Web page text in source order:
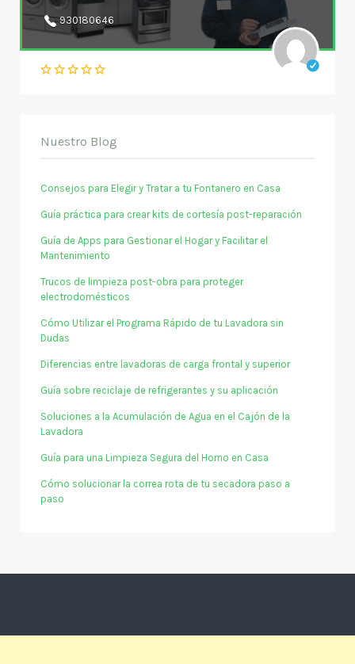
930180646
Nuestro Blog
Consejos para Elegir y Tratar a tu Fontanero en Casa
Guía práctica para crear kits de cortesía post-reparación
Guía de Apps para Gestionar el Hogar y Facilitar el
Mantenimiento
Trucos de limpieza post-obra para proteger
electrodomésticos
Cómo Utilizar el Programa Rápido de tu Lavadora sin
Dudas
Diferencias entre lavadoras de carga frontal y superior
Guía sobre reciclaje de refrigerantes y su aplicación
Soluciones a la Acumulación de Agua en el Cajón de la
Lavadora
Guía para una Limpieza Segura del Horno en Casa
Cómo solucionar la correa rota de tu secadora paso a
paso